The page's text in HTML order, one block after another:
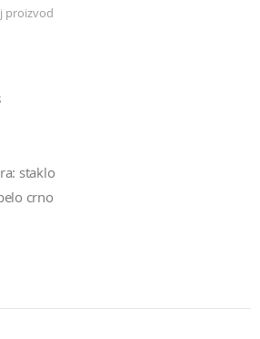
proizvod
staklo
crno